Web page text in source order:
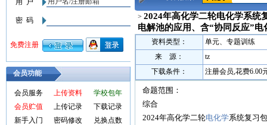
会员功能
会员服务 上传资料
学校包年
会员贮值
上传记录
下载记录
新手入门
密码修改
兑换点数
> 2024年高化学二轮电化学系统
电解池的应用、含“协同反应”
资料类型：
单元、专题训练
来 源：
tz
下载条件：
注册会员,花费6.00
命题范围：
综合
2024年高化学二轮电化学系统复习